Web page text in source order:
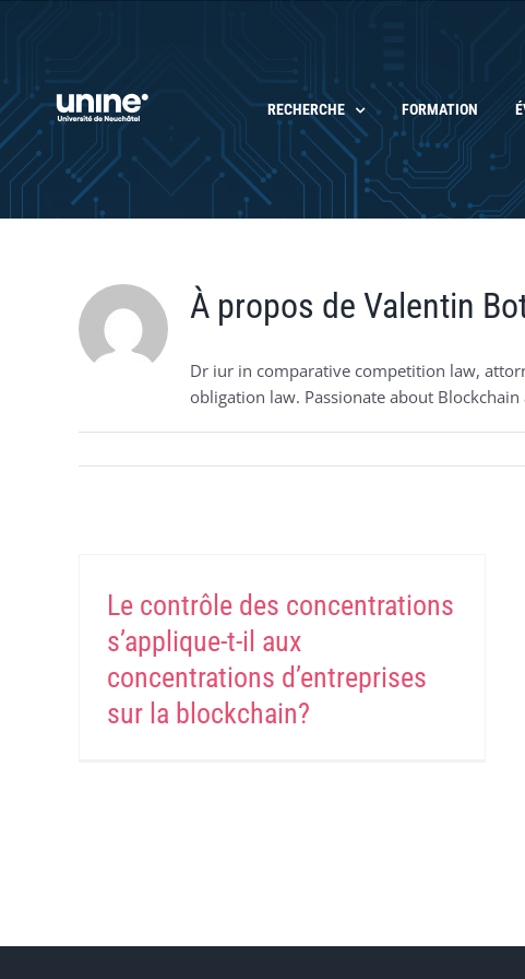
contenu
RECHERCHE FORMATION
À propos de Valentin
Dr iur in comparative competition law,
obligation law. Passionate about Blockchain
Le contrôle des concentrations
s’applique-t-il aux
concentrations d’entreprises
sur la blockchain?